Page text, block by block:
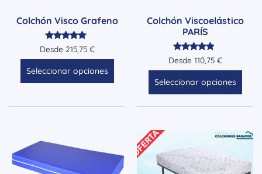
Colchón Visco Grafeno
Valorado
con
de 5
Desde 215,75 €
Seleccionar opciones
Colchón Viscoelástico
PARÍS
Valorado
con
de 5
Desde 110,75 €
Seleccionar opciones